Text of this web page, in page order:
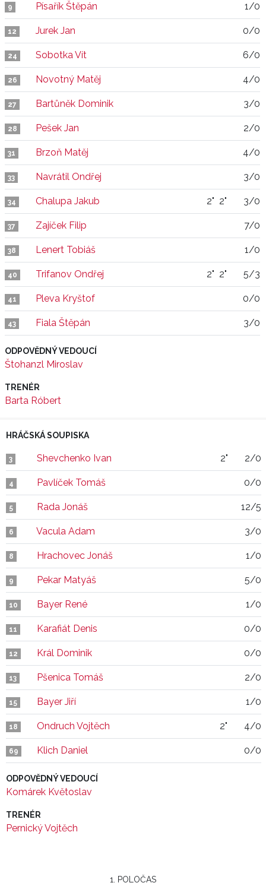
9 Písařík Štěpán 1/0
12 Jurek Jan 0/0
24 Sobotka Vít 6/0
26 Novotný Matěj 4/0
27 Bartůněk Dominik 3/0
28 Pešek Jan 2/0
31 Brzoň Matěj 4/0
33 Navrátil Ondřej 3/0
34 Chalupa Jakub 2" 2" 3/0
37 Zajíček Filip 7/0
38 Lenert Tobiáš 1/0
40 Trifanov Ondřej 2" 2" 5/3
41 Pleva Kryštof 0/0
43 Fiala Štěpán 3/0
ODPOVĚDNÝ VEDOUCÍ
Štohanzl Miroslav
TRENÉR
Barta Róbert
HRÁČSKÁ SOUPISKA
3 Shevchenko Ivan 2" 2/0
4 Pavlíček Tomáš 0/0
5 Rada Jonáš 12/5
6 Vacula Adam 3/0
8 Hrachovec Jonáš 1/0
9 Pekar Matyáš 5/0
10 Bayer René 1/0
11 Karafiát Denis 0/0
12 Král Dominik 0/0
13 Pšenica Tomáš 2/0
15 Bayer Jiří 1/0
18 Ondruch Vojtěch 2" 4/0
69 Klich Daniel 0/0
ODPOVĚDNÝ VEDOUCÍ
Komárek Květoslav
TRENÉR
Pernický Vojtěch
1. POLOČAS